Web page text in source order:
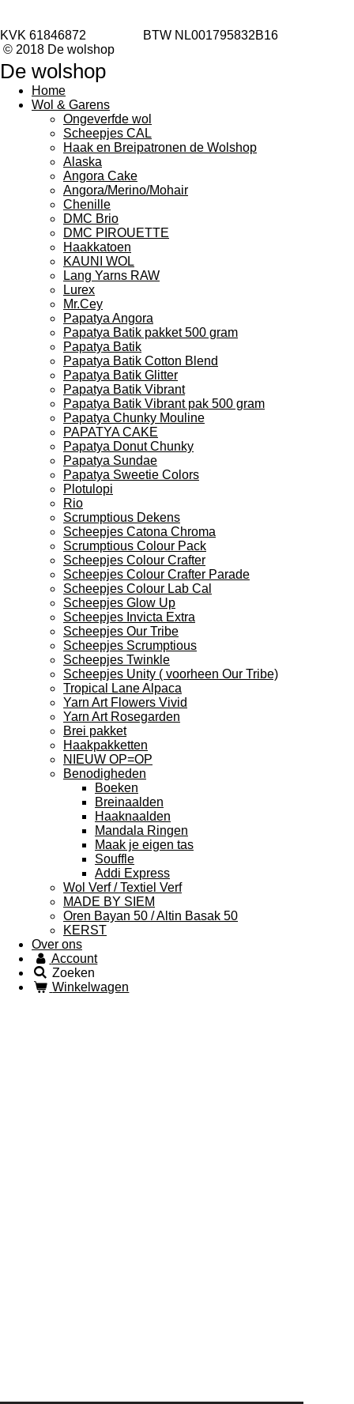
KVK 61846872 BTW NL001795832B16
© 2018 De wolshop
De wolshop
Home
Wol & Garens
Ongeverfde wol
Scheepjes CAL
Haak en Breipatronen de Wolshop
Alaska
Angora Cake
Angora/Merino/Mohair
Chenille
DMC Brio
DMC PIROUETTE
Haakkatoen
KAUNI WOL
Lang Yarns RAW
Lurex
Mr.Cey
Papatya Angora
Papatya Batik pakket 500 gram
Papatya Batik
Papatya Batik Cotton Blend
Papatya Batik Glitter
Papatya Batik Vibrant
Papatya Batik Vibrant pak 500 gram
Papatya Chunky Mouline
PAPATYA CAKE
Papatya Donut Chunky
Papatya Sundae
Papatya Sweetie Colors
Plotulopi
Rio
Scrumptious Dekens
Scheepjes Catona Chroma
Scrumptious Colour Pack
Scheepjes Colour Crafter
Scheepjes Colour Crafter Parade
Scheepjes Colour Lab Cal
Scheepjes Glow Up
Scheepjes Invicta Extra
Scheepjes Our Tribe
Scheepjes Scrumptious
Scheepjes Twinkle
Scheepjes Unity ( voorheen Our Tribe)
Tropical Lane Alpaca
Yarn Art Flowers Vivid
Yarn Art Rosegarden
Brei pakket
Haakpakketten
NIEUW OP=OP
Benodigheden
Boeken
Breinaalden
Haaknaalden
Mandala Ringen
Maak je eigen tas
Souffle
Addi Express
Wol Verf / Textiel Verf
MADE BY SIEM
Oren Bayan 50 / Altin Basak 50
KERST
Over ons
Account
Zoeken
Winkelwagen